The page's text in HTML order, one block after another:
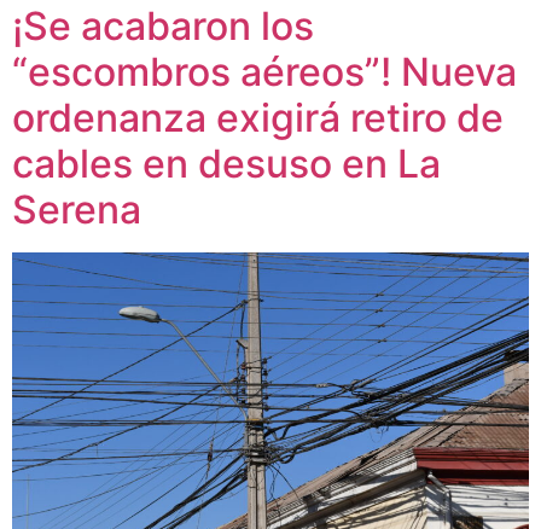
¡Se acabaron los
“escombros aéreos”! Nueva
ordenanza exigirá retiro de
cables en desuso en La
Serena